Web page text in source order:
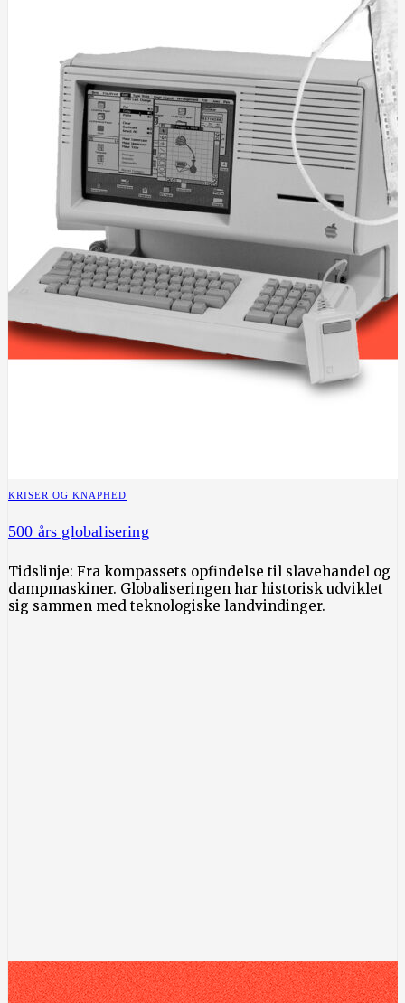
KRISER OG KNAPHED
500 års globalisering
Tidslinje: Fra kompassets opfindelse til slavehandel og
dampmaskiner. Globaliseringen har historisk udviklet
sig sammen med teknologiske landvindinger.